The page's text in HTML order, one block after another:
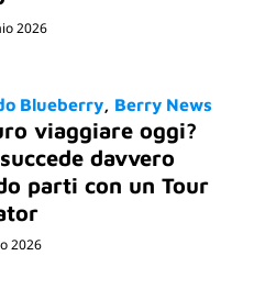
2026
Blueberry Berry News
viaggiare oggi?
davvero
parti con un Tour
2026